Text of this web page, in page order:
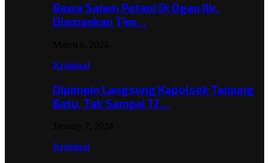
Bawa Sajam Petani Di Ogan Ilir,
Diamankan Tim…
Kriminal
Dipimpin Langsung Kapolsek Tanjung
Batu, Tak Sampai 12…
Kriminal